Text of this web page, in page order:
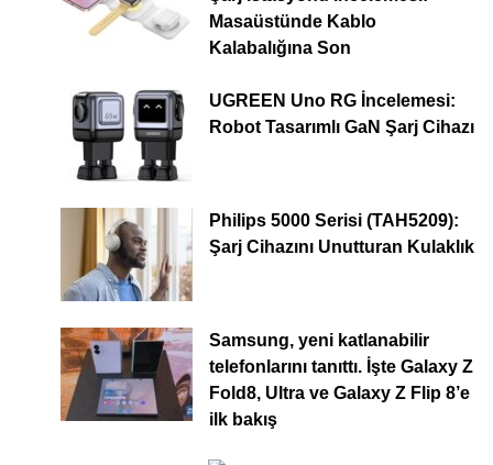
Masaüstünde Kablo
Kalabalığına Son
UGREEN Uno RG İncelemesi:
Robot Tasarımlı GaN Şarj Cihazı
Philips 5000 Serisi (TAH5209):
Şarj Cihazını Unutturan Kulaklık
Samsung, yeni katlanabilir
telefonlarını tanıttı. İşte Galaxy Z
Fold8, Ultra ve Galaxy Z Flip 8’e
ilk bakış